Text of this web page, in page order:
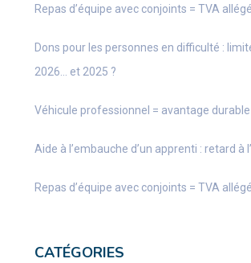
Repas d’équipe avec conjoints = TVA
Dons pour les personnes en difficulté :
2026… et 2025 ?
Véhicule professionnel = avantage durable
Aide à l’embauche d’un apprenti : retard à
Repas d’équipe avec conjoints = TVA
CATÉGORIES